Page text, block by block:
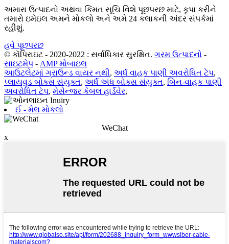
અમારા ઉત્પાદનો અથવા કિંમત સૂચિ વિશે પૂછપરછ માટે, કૃપા કરીને
તમારો ઇમેઇલ અમને મોકલો અને અમે 24 કલાકની અંદર સંપર્કમાં
રહીશું.
હવે પૂછપરછ
© કૉપિરાઇટ - 2020-2022 : સર્વાધિકાર સુરક્ષિત. ગરમ ઉત્પાદનો -
સાઇટમેપ - AMP મોબાઇલ
આઉટલેટમાં ગ્રાઉન્ડ વાયર નથી, અર્ધ વાહક પાણી અવરોધિત ટેપ,
પ્લાયવુડ બોક્સ સંયુક્ત, અર્ધ અંધ બોક્સ સંયુક્ત, બિન-વાહક પાણી
અવરોધિત ટેપ, મેસેન્જર કેબલ હાર્ડવેર,
ઈ - મેલ મોકલો
WeChat
x